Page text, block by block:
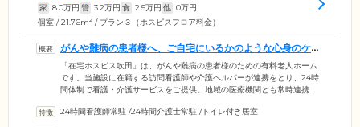
家 8.0万円 管 3.2万円 食 2.5万円 他 0万円
個室 / 21.76m2 / プラン３（ホスピスフロア料金）
がんや難病の患者様へ、ご自宅にいるかのような心身のケア
を提供します
「在宅ホスピス吹田」は、がんや難病の患者様のための有料老人ホーム
です。当施設に在籍する訪問看護師や介護ヘルパーが連携をとり、24時
間体制で看護・介護サービスをご提供。地域の医療機関とも常時連携
応しているのでご安心ください。施設名にある「在宅」は、医療依存度
24時間看護師常駐 /24時間介護士常駐 /トイレ付き居室